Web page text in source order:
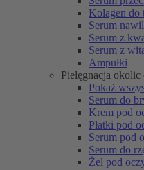
Kolagen do
Serum
Serum z
Serum z
Ampułki
Pielęgnacja okolic
Pokaż
Serum do
Krem pod
Płatki pod
Serum pod
Serum do
Żel pod